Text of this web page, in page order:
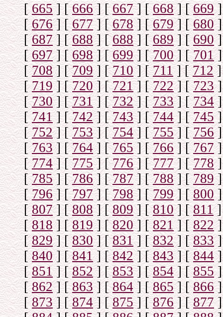
[665] [666] [667] [668] [669]
[676] [677] [678] [679] [680]
[687] [688] [688] [689] [ 690]
[697] [698] [699] [700] [701]
[708] [709] [710] [711] [712]
[719] [720] [721] [722] [723]
[730] [731] [732] [733] [734]
[741] [742] [743] [744] [745]
[752] [753] [ 754] [755] [756]
[763] [764] [765] [766] [767]
[774] [775] [776] [777] [778]
[785] [786] [787] [788] [789]
[796] [797] [798] [799] [800]
[807] [808] [809] [810] [811]
[818] [819] [820] [821] [ 822]
[829] [830] [831] [832] [833]
[840] [841] [842] [843] [844]
[851] [852] [853] [854] [855]
[862] [863] [864] [865] [866]
[873] [874] [875] [876] [ 877]